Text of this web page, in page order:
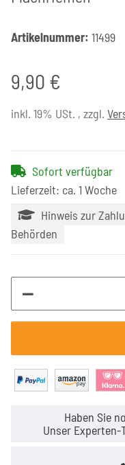
Artikelnummer: 11499
9,90 €
inkl. 19% USt. , zzgl.
Sofort verfügbar
Lieferzeit: ca. 1 Woche
Hinweis zur
Behörden
Haben Sie
Unser